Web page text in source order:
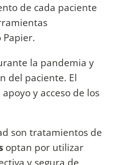
de cada paciente
Papier.
la pandemia y
del paciente. El
y acceso de los
son tratamientos de
optan por utilizar
y segura de